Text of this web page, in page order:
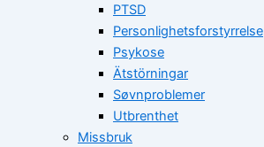
PTSD
Personlighetsforstyrrelse
Psykose
Ätstörningar
Søvnproblemer
Utbrenthet
Missbruk